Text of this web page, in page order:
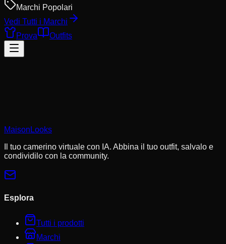
Marchi Popolari
Vedi Tutti i Marchi
Prova
Outfits
Rifiuta non essenziali
MaisonLooks
Il tuo camerino virtuale con IA. Abbina il tuo outfit, salvalo e
condividilo con la community.
Esplora
Tutti i prodotti
Marchi